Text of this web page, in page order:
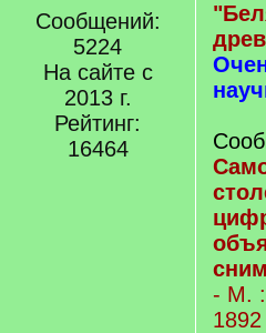
Сообщений:
5224
На сайте с
2013 г.
Рейтинг:
16464
- М. :
1892